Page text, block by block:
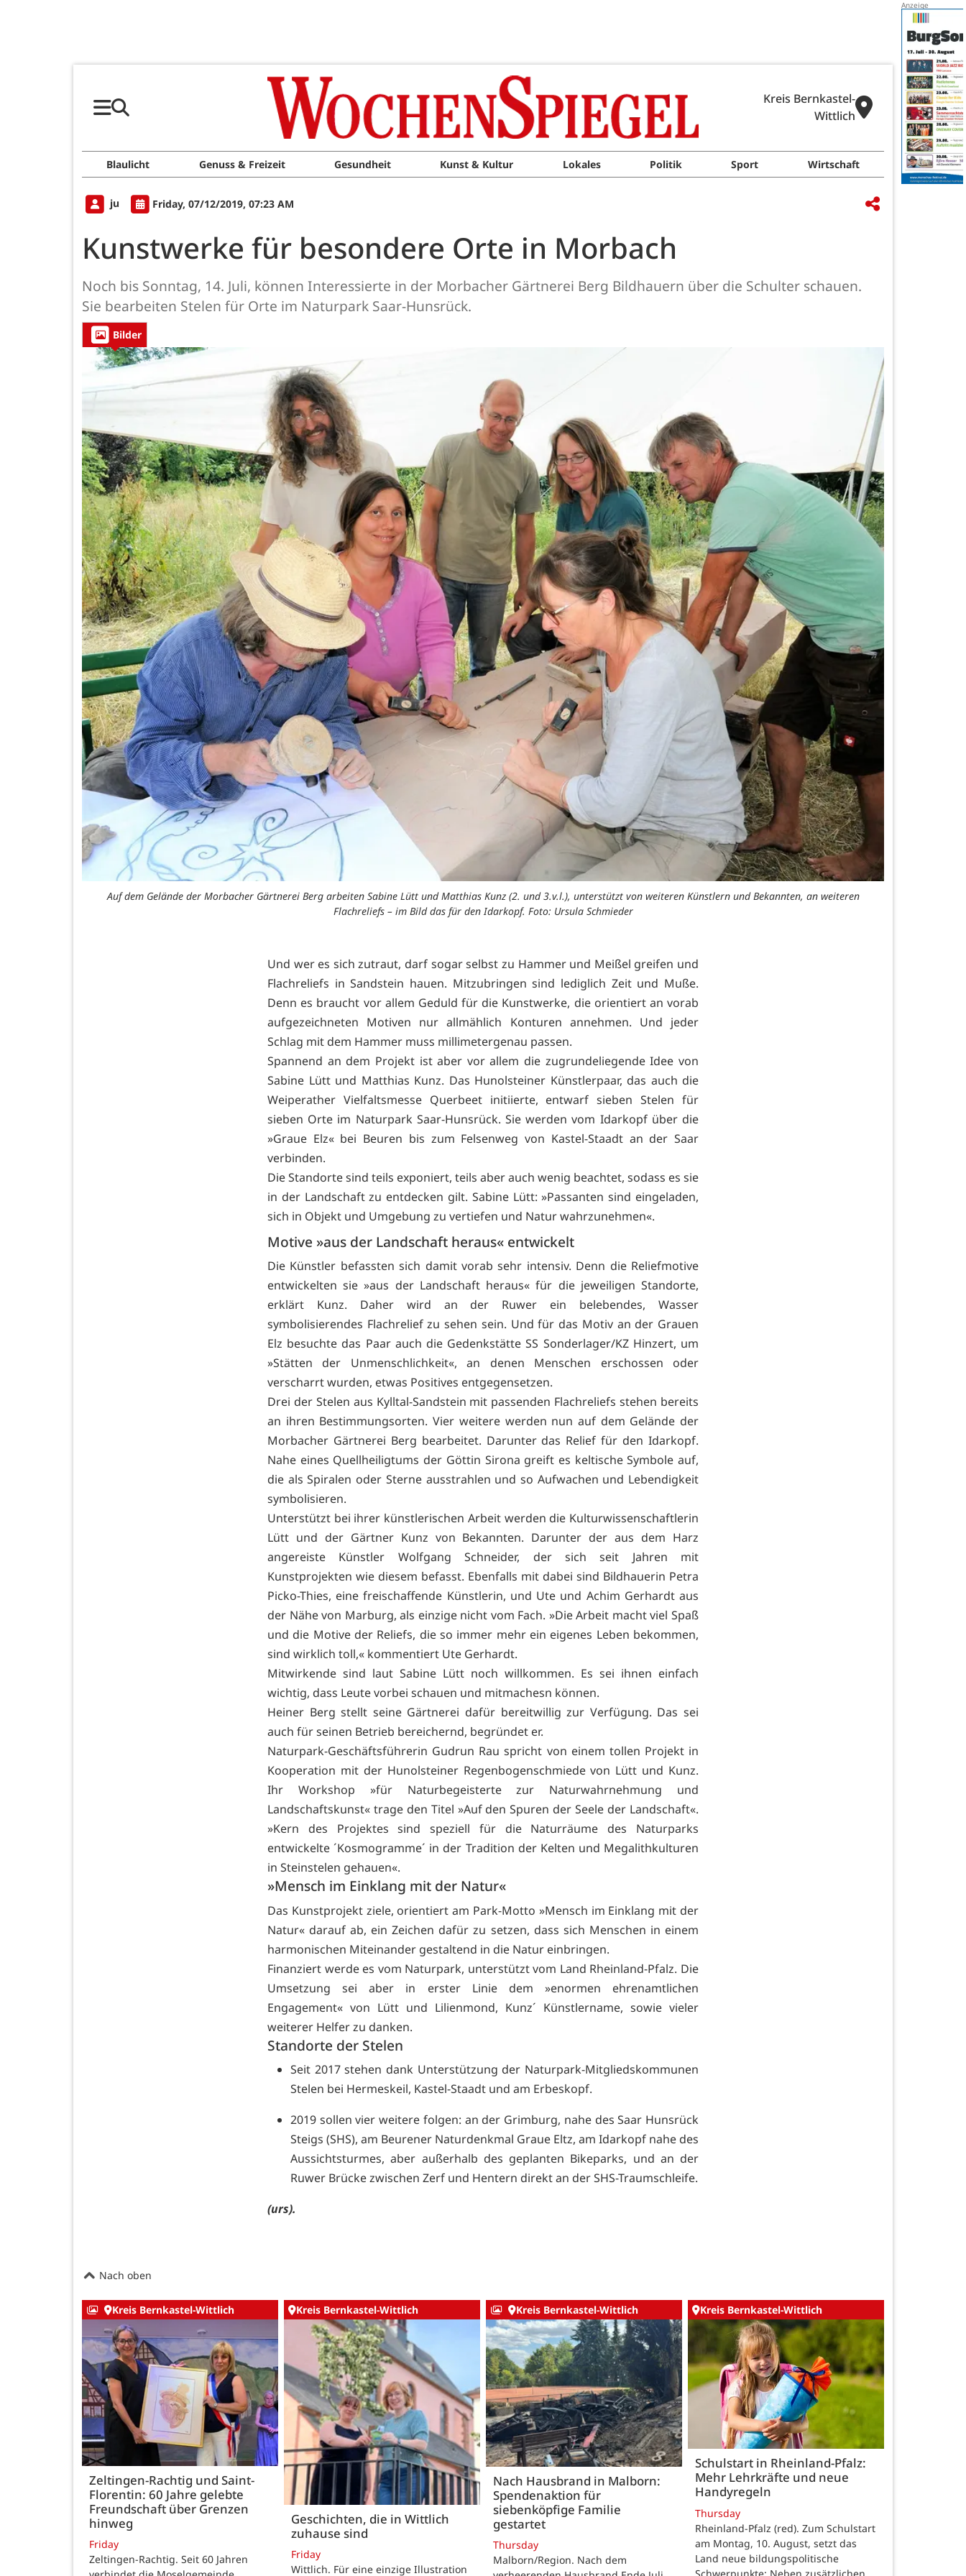
Kreis Bernkastel-
Wittlich
Blaulicht Genuss & Freizeit Gesundheit Kunst & Kultur Lokales Politik Sport Wirtschaft
ju Friday, 07/12/2019, 07:23 AM
Kunstwerke für besondere Orte in Morbach
Noch bis Sonntag, 14. Juli, können Interessierte in der Morbacher Gärtnerei Berg Bildhauern über die Schulter schauen.
Sie bearbeiten Stelen für Orte im Naturpark Saar-Hunsrück.
Bilder
Auf dem Gelände der Morbacher Gärtnerei Berg arbeiten Sabine Lütt und Matthias Kunz (2. und 3.v.l.), unterstützt von weiteren Künstlern und Bekannten, an weiteren
Flachreliefs – im Bild das für den Idarkopf. Foto: Ursula Schmieder
Und wer es sich zutraut, darf sogar selbst zu Hammer und Meißel greifen und
Flachreliefs in Sandstein hauen. Mitzubringen sind lediglich Zeit und Muße.
Denn es braucht vor allem Geduld für die Kunstwerke, die orientiert an vorab
aufgezeichneten Motiven nur allmählich Konturen annehmen. Und jeder
Schlag mit dem Hammer muss millimetergenau passen.
Spannend an dem Projekt ist aber vor allem die zugrundeliegende Idee von
Sabine Lütt und Matthias Kunz. Das Hunolsteiner Künstlerpaar, das auch die
Weiperather Vielfaltsmesse Querbeet initiierte, entwarf sieben Stelen für
sieben Orte im Naturpark Saar-Hunsrück. Sie werden vom Idarkopf über die
»Graue Elz« bei Beuren bis zum Felsenweg von Kastel-Staadt an der Saar
verbinden.
Die Standorte sind teils exponiert, teils aber auch wenig beachtet, sodass es sie
in der Landschaft zu entdecken gilt. Sabine Lütt: »Passanten sind eingeladen,
sich in Objekt und Umgebung zu vertiefen und Natur wahrzunehmen«.
Motive »aus der Landschaft heraus« entwickelt
Die Künstler befassten sich damit vorab sehr intensiv. Denn die Reliefmotive
entwickelten sie »aus der Landschaft heraus« für die jeweiligen Standorte,
erklärt Kunz. Daher wird an der Ruwer ein belebendes, Wasser
symbolisierendes Flachrelief zu sehen sein. Und für das Motiv an der Grauen
Elz besuchte das Paar auch die Gedenkstätte SS Sonderlager/KZ Hinzert, um
»Stätten der Unmenschlichkeit«, an denen Menschen erschossen oder
verscharrt wurden, etwas Positives entgegensetzen.
Drei der Stelen aus Kylltal-Sandstein mit passenden Flachreliefs stehen bereits
an ihren Bestimmungsorten. Vier weitere werden nun auf dem Gelände der
Morbacher Gärtnerei Berg bearbeitet. Darunter das Relief für den Idarkopf.
Nahe eines Quellheiligtums der Göttin Sirona greift es keltische Symbole auf,
die als Spiralen oder Sterne ausstrahlen und so Aufwachen und Lebendigkeit
symbolisieren.
Unterstützt bei ihrer künstlerischen Arbeit werden die Kulturwissenschaftlerin
Lütt und der Gärtner Kunz von Bekannten. Darunter der aus dem Harz
angereiste Künstler Wolfgang Schneider, der sich seit Jahren mit
Kunstprojekten wie diesem befasst. Ebenfalls mit dabei sind Bildhauerin Petra
Picko-Thies, eine freischaffende Künstlerin, und Ute und Achim Gerhardt aus
der Nähe von Marburg, als einzige nicht vom Fach. »Die Arbeit macht viel Spaß
und die Motive der Reliefs, die so immer mehr ein eigenes Leben bekommen,
sind wirklich toll,« kommentiert Ute Gerhardt.
Mitwirkende sind laut Sabine Lütt noch willkommen. Es sei ihnen einfach
wichtig, dass Leute vorbei schauen und mitmachesn können.
Heiner Berg stellt seine Gärtnerei dafür bereitwillig zur Verfügung. Das sei
auch für seinen Betrieb bereichernd, begründet er.
Naturpark-Geschäftsführerin Gudrun Rau spricht von einem tollen Projekt in
Kooperation mit der Hunolsteiner Regenbogenschmiede von Lütt und Kunz.
Ihr Workshop »für Naturbegeisterte zur Naturwahrnehmung und
Landschaftskunst« trage den Titel »Auf den Spuren der Seele der Landschaft«.
»Kern des Projektes sind speziell für die Naturräume des Naturparks
entwickelte ´Kosmogramme´ in der Tradition der Kelten und Megalithkulturen
in Steinstelen gehauen«.
»Mensch im Einklang mit der Natur«
Das Kunstprojekt ziele, orientiert am Park-Motto »Mensch im Einklang mit der
Natur« darauf ab, ein Zeichen dafür zu setzen, dass sich Menschen in einem
harmonischen Miteinander gestaltend in die Natur einbringen.
Finanziert werde es vom Naturpark, unterstützt vom Land Rheinland-Pfalz. Die
Umsetzung sei aber in erster Linie dem »enormen ehrenamtlichen
Engagement« von Lütt und Lilienmond, Kunz´ Künstlername, sowie vieler
weiterer Helfer zu danken.
Standorte der Stelen
Seit 2017 stehen dank Unterstützung der Naturpark-Mitgliedskommunen
Stelen bei Hermeskeil, Kastel-Staadt und am Erbeskopf.
2019 sollen vier weitere folgen: an der Grimburg, nahe des Saar Hunsrück
Steigs (SHS), am Beurener Naturdenkmal Graue Eltz, am Idarkopf nahe des
Aussichtsturmes, aber außerhalb des geplanten Bikeparks, und an der
Ruwer Brücke zwischen Zerf und Hentern direkt an der SHS-Traumschleife.
(urs).
Nach oben
Kreis Bernkastel-Wittlich
Zeltingen-Rachtig und Saint-
Florentin: 60 Jahre gelebte
Freundschaft über Grenzen
hinweg
Friday
Zeltingen-Rachtig. Seit 60 Jahren
Kreis Bernkastel-Wittlich
Geschichten, die in Wittlich
zuhause sind
Friday
Wittlich. Für eine einzige Illustration
Kreis Bernkastel-Wittlich
Nach Hausbrand in Malborn:
Spendenaktion für
siebenköpfige Familie
gestartet
Thursday
Malborn/Region. Nach dem
Kreis Bernkastel-Wittlich
Schulstart in Rheinland-Pfalz:
Mehr Lehrkräfte und neue
Handyregeln
Thursday
Rheinland-Pfalz (red). Zum Schulstart
am Montag, 10. August, setzt das
Land neue bildungspolitische